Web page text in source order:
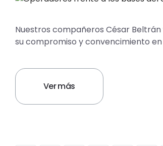
Nuestros compañeros César
su compromiso y convencimiento
Ver más